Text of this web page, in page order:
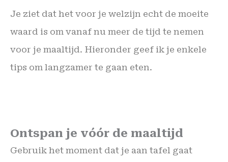
Je ziet dat het voor je welzijn echt de moeite
waard is om vanaf nu meer de tijd te nemen
voor je maaltijd. Hieronder geef ik je enkele
tips om langzamer te gaan eten.
Ontspan je vóór de maaltijd
Gebruik het moment dat je aan tafel gaat